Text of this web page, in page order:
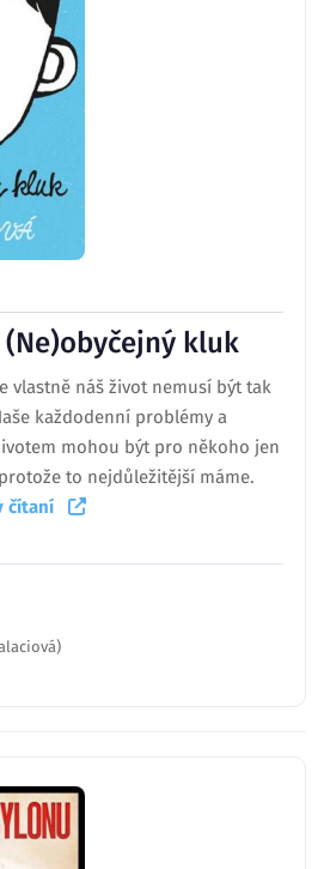
(Ne)obyčejný kluk
vlastně náš život nemusí být tak
každodenní problémy a
mohou být pro někoho jen
to nejdůležitější máme.
čítaní